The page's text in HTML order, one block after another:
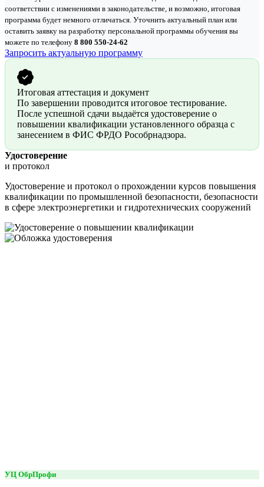
соответствии с изменениями в законодательстве, и возможно, итоговая
программа будет немного отличаться. Уточнить актуальный план или
оставить заявку на разработку персональной программы обучения вы
можете по телефону 8 800 550-24-62
Запросить актуальную программу
Итоговая аттестация и документ
По завершении проводится итоговое тестирование.
После успешной сдачи выдаётся удостоверение о
повышении квалификации установленного образца с
занесением в ФИС ФРДО Рособрнадзора.
Удостоверение
и протокол
Удостоверение и протокол о прохождении курсов повышения
квалификации по промышленной безопасности, безопасности
в сфере электроэнергетики и гидротехнических сооружений
УЦ ОбрПрофи